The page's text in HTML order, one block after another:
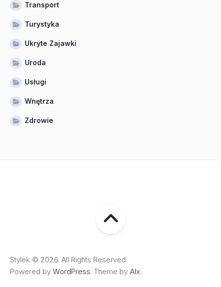
Transport
Turystyka
Ukryte Zajawki
Uroda
Usługi
Wnętrza
Zdrowie
Stylek © 2026. All Rights Reserved.
Powered by WordPress. Theme by Alx.